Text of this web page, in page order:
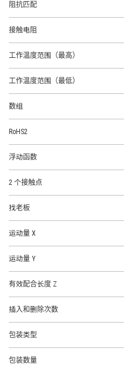
阻抗匹配
接触电阻
工作温度范围（最高）
工作温度范围（最低）
数组
RoHS2
浮动函数
2 个接触点
找老板
运动量 X
运动量 Y
有效配合长度 Z
插入和删除次数
包装类型
包装数量